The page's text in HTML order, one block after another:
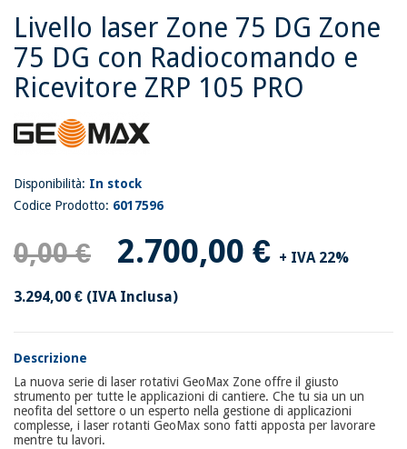
Livello laser Zone 75 DG Zone
75 DG con Radiocomando e
Ricevitore ZRP 105 PRO
Disponibilità: In stock
Codice Prodotto: 6017596
0,00 € 2.700,00 € + IVA 22%
3.294,00 € (IVA Inclusa)
Descrizione
La nuova serie di laser rotativi GeoMax Zone offre il giusto
strumento per tutte le applicazioni di cantiere. Che tu sia un un
neofita del settore o un esperto nella gestione di applicazioni
complesse, i laser rotanti GeoMax sono fatti apposta per lavorare
mentre tu lavori.